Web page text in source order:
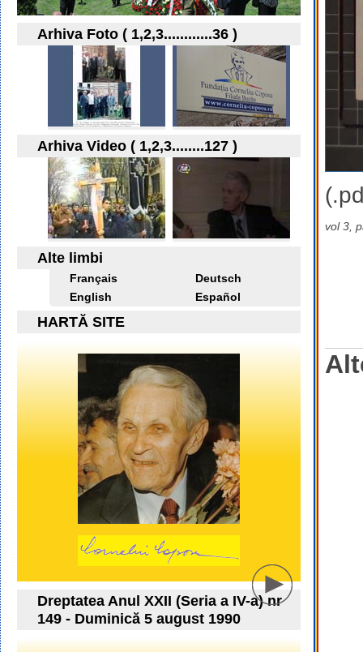
vol 3,
Arhiva Foto ( 1,2,3............36 )
Arhiva Video ( 1,2,3........127 )
Alte limbi
Français
Deutsch
English
Español
HARTĂ SITE
Dreptatea Anul XXII (Seria a IV-a) nr
149 - Duminică 5 august 1990